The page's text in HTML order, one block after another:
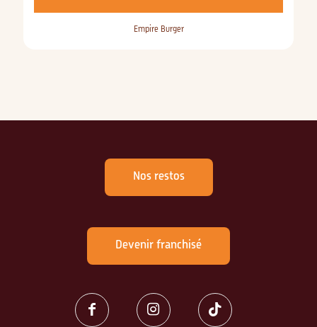
Empire Burger
Nos restos
Devenir franchisé